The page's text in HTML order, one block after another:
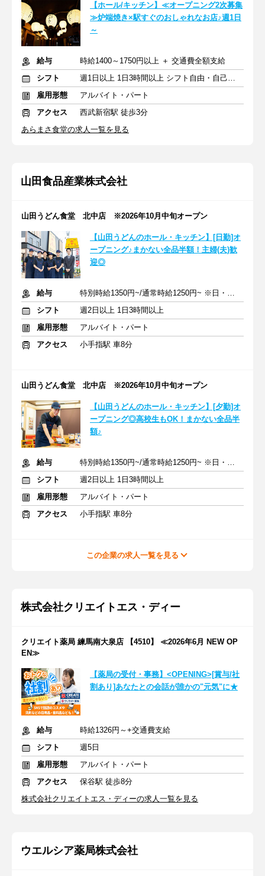
【ホール/キッチン】≪オープニング2次募集
≫炉端焼き×駅すぐのおしゃれなお店♪週1日
～
給与
時給1400～1750円以上 ＋ 交通費全額支給
シフト
週1日以上 1日3時間以上 シフト自由・自己申告
雇用形態
アルバイト・パート
アクセス
西武新宿駅 徒歩3分
あらまさ食堂の求人一覧を見る
山田食品産業株式会社
山田うどん食堂 北中店 ※2026年10月中旬オープン
【山田うどんのホール・キッチン】[日勤]オ
ープニング♪まかない全品半額！主婦(夫)歓
迎◎
給与
特別時給1350円~/通常時給1250円~ ※日・祝50円UP(9:00~17:00)
シフト
週2日以上 1日3時間以上
雇用形態
アルバイト・パート
アクセス
小手指駅 車8分
山田うどん食堂 北中店 ※2026年10月中旬オープン
【山田うどんのホール・キッチン】[夕勤]オ
ープニング◎高校生もOK！まかない全品半
額♪
給与
特別時給1350円~/通常時給1250円~ ※日・祝50円UP(17:00~22:00)
シフト
週2日以上 1日3時間以上
雇用形態
アルバイト・パート
アクセス
小手指駅 車8分
この企業の求人一覧を見る
株式会社クリエイトエス・ディー
クリエイト薬局 練馬南大泉店 【4510】 ≪2026年6月 NEW OP
EN≫
【薬局の受付・事務】<OPENING>[賞与/社
割あり]あなたとの会話が誰かの"元気"に★
給与
時給1326円～+交通費支給
シフト
週5日
雇用形態
アルバイト・パート
アクセス
保谷駅 徒歩8分
株式会社クリエイトエス・ディーの求人一覧を見る
ウエルシア薬局株式会社